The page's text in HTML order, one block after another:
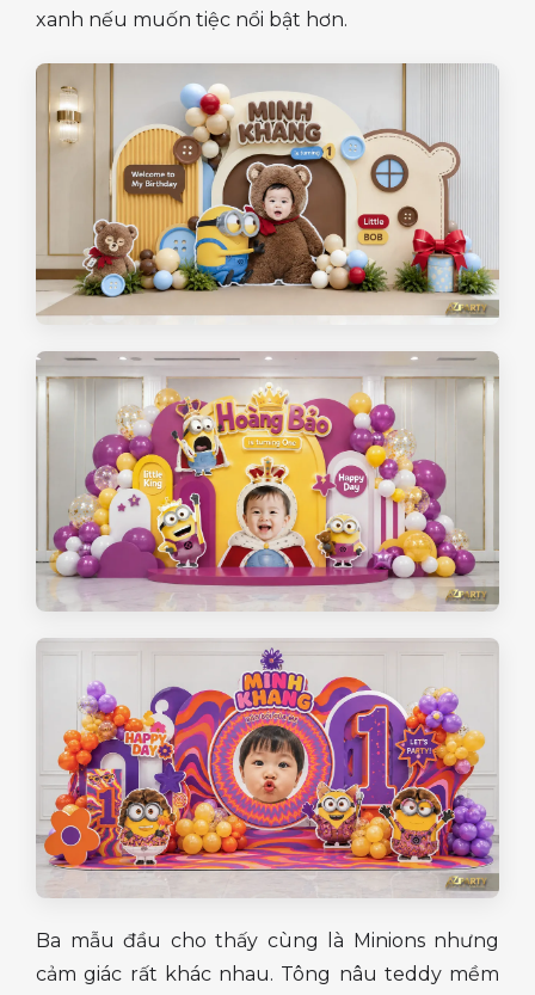
xanh nếu muốn tiệc nổi bật hơn.
Ba mẫu đầu cho thấy cùng là Minions nhưng
cảm giác rất khác nhau. Tông nâu teddy mềm